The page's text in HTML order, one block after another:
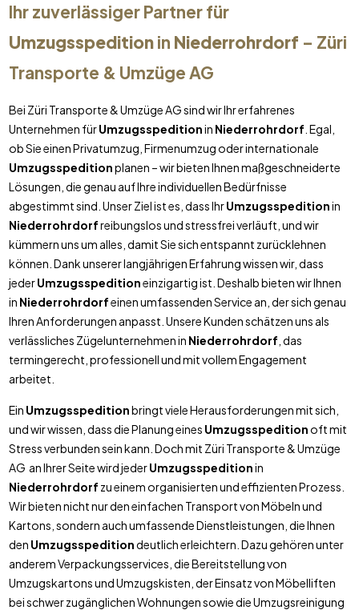
Ihr zuverlässiger Partner für
Umzugsspeditionin Niederrohrdorf – Züri
Transporte & Umzüge AG
Bei Züri Transporte & Umzüge AG sind wir Ihr erfahrenes
Unternehmen fürUmzugsspeditionin Niederrohrdorf . Egal,
ob Sie einen Privatumzug, Firmenumzug oder internationale
Umzugsspeditionplanen – wir bieten Ihnen maßgeschneiderte
Lösungen, die genau auf Ihre individuellen Bedürfnisse
abgestimmt sind. Unser Ziel ist es, dass IhrUmzugsspeditionin
Niederrohrdorfreibungslos und stressfrei verläuft, und wir
kümmern uns um alles, damit Sie sich entspannt zurücklehnen
können. Dank unserer langjährigen Erfahrung wissen wir, dass
jederUmzugsspeditioneinzigartig ist. Deshalb bieten wir Ihnen
in Niederrohrdorfeinen umfassenden Service an, der sich genau
Ihren Anforderungen anpasst. Unsere Kunden schätzen uns als
verlässliches Zügelunternehmen in Niederrohrdorf , das
termingerecht, professionell und mit vollem Engagement
arbeitet.
Ein Umzugsspeditionbringt viele Herausforderungen mit sich,
und wir wissen, dass die Planung eines Umzugsspeditionoft mit
Stress verbunden sein kann. Doch mit Züri Transporte & Umzüge
AG an Ihrer Seite wird jederUmzugsspeditionin
Niederrohrdorf zu einem organisierten und effizienten Prozess.
Wir bieten nicht nur den einfachen Transport von Möbeln und
Kartons, sondern auch umfassende Dienstleistungen, die Ihnen
den Umzugsspeditiondeutlich erleichtern. Dazu gehören unter
anderem Verpackungsservices, die Bereitstellung von
Umzugskartons und Umzugskisten, der Einsatz von Möbelliften
bei schwer zugänglichen Wohnungen sowie die Umzugsreinigung